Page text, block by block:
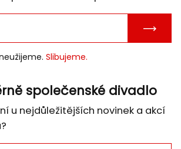
E-
Slibujeme.
společenské divadlo
u nejdůležitějších novinek a akcí